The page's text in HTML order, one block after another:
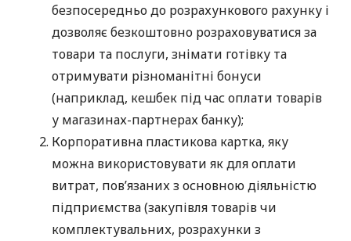
безпосередньо до розрахункового рахунку і
дозволяє безкоштовно розраховуватися за
товари та послуги, знімати готівку та
отримувати різноманітні бонуси
(наприклад, кешбек під час оплати товарів
у магазинах-партнерах банку);
Корпоративна пластикова картка, яку
можна використовувати як для оплати
витрат, пов’язаних з основною діяльністю
підприємства (закупівля товарів чи
комплектувальних, розрахунки з